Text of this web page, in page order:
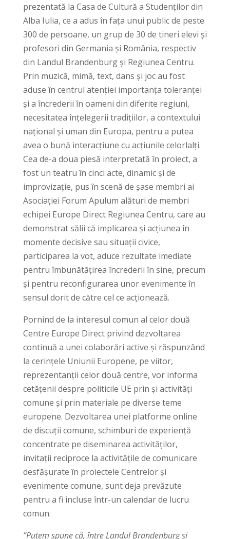
prezentată la Casa de Cultură a Studenților din
Alba Iulia, ce a adus în fața unui public de peste
300 de persoane, un grup de 30 de tineri elevi și
profesori din Germania și România, respectiv
din Landul Brandenburg și Regiunea Centru.
Prin muzică, mimă, text, dans și joc au fost
aduse în centrul atenției importanța toleranței
și a încrederii în oameni din diferite regiuni,
necesitatea înțelegerii tradițiilor, a contextului
național și uman din Europa, pentru a putea
avea o bună interacțiune cu acțiunile celorlalți.
Cea de-a doua piesă interpretată în proiect, a
fost un teatru în cinci acte, dinamic și de
improvizație, pus în scenă de șase membri ai
Asociației Forum Apulum alături de membri
echipei Europe Direct Regiunea Centru, care au
demonstrat sălii că implicarea și acțiunea în
momente decisive sau situații civice,
participarea la vot, aduce rezultate imediate
pentru îmbunătățirea încrederii în sine, precum
și pentru reconfigurarea unor evenimente în
sensul dorit de către cel ce acționează.
Pornind de la interesul comun al celor două
Centre Europe Direct privind dezvoltarea
continuă a unei colaborări active și răspunzând
la cerințele Uniunii Europene, pe viitor,
reprezentanții celor două centre, vor informa
cetățenii despre politicile UE prin și activități
comune și prin materiale pe diverse teme
europene. Dezvoltarea unei platforme online
de discuții comune, schimburi de experiență
concentrate pe diseminarea activităților,
invitații reciproce la activitățile de comunicare
desfășurate în proiectele Centrelor și
evenimente comune, sunt deja prevăzute
pentru a fi incluse într-un calendar de lucru
comun.
”Putem spune că, între Landul Brandenburg și